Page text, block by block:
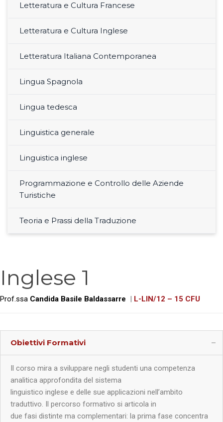
Letteratura e Cultura Francese
Letteratura e Cultura Inglese
Letteratura Italiana Contemporanea
Lingua Spagnola
Lingua tedesca
Linguistica generale
Linguistica inglese
Programmazione e Controllo delle Aziende
Turistiche
Teoria e Prassi della Traduzione
Inglese 1
Prof.ssa Candida Basile Baldassarre | L-LIN/12 – 15 CFU
Obiettivi Formativi
Il corso mira a sviluppare negli studenti una competenza
analitica approfondita del sistema
linguistico inglese e delle sue applicazioni nell’ambito
traduttivo. Il percorso formativo si articola in
due fasi distinte ma complementari: la prima fase concentra